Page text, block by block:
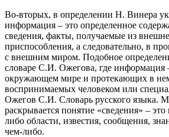
Во-вторых, в определении Н. Винера
информация – это определенное
сведения, факты, получаемые из
приспособления, а следовательно, в
с внешним миром. Подобное
словаре С.И. Ожегова, где информация
окружающем мире и протекающих в
воспринимаемых человеком или
Ожегов С.И. Словарь русского языка.
раскрывается понятие «сведения» –
либо области, известия, сообщения,
чем-либо.